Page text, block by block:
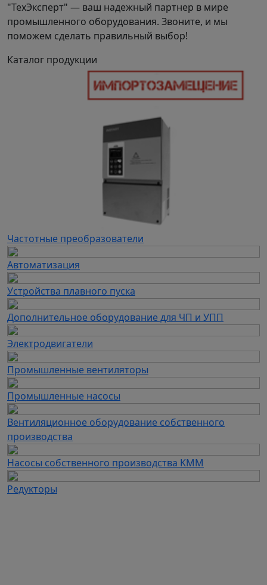
"ТехЭксперт" — ваш надежный партнер в мире
промышленного оборудования. Звоните, и мы
поможем сделать правильный выбор!
Каталог продукции
Частотные преобразователи
Автоматизация
Устройства плавного пуска
Дополнительное оборудование для ЧП и УПП
Электродвигатели
Промышленные вентиляторы
Промышленные насосы
Вентиляционное оборудование собственного
производства
Насосы собственного производства KMM
Редукторы